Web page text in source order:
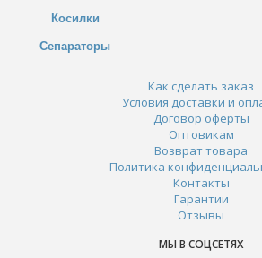
Косилки
Сепараторы
Как сделать заказ
Условия доставки и
Договор оферты
Оптовикам
Возврат товара
Политика
Контакты
Гарантии
Отзывы
МЫ В СОЦСЕТЯХ